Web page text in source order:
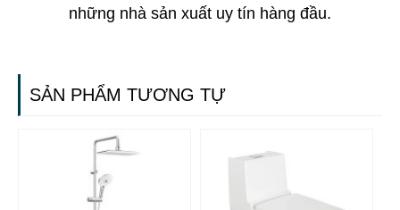
những nhà sản xuất uy tín hàng đầu.
SẢN PHẨM TƯƠNG TỰ